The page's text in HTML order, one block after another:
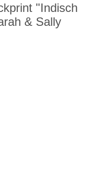
"Indisch
& Sally